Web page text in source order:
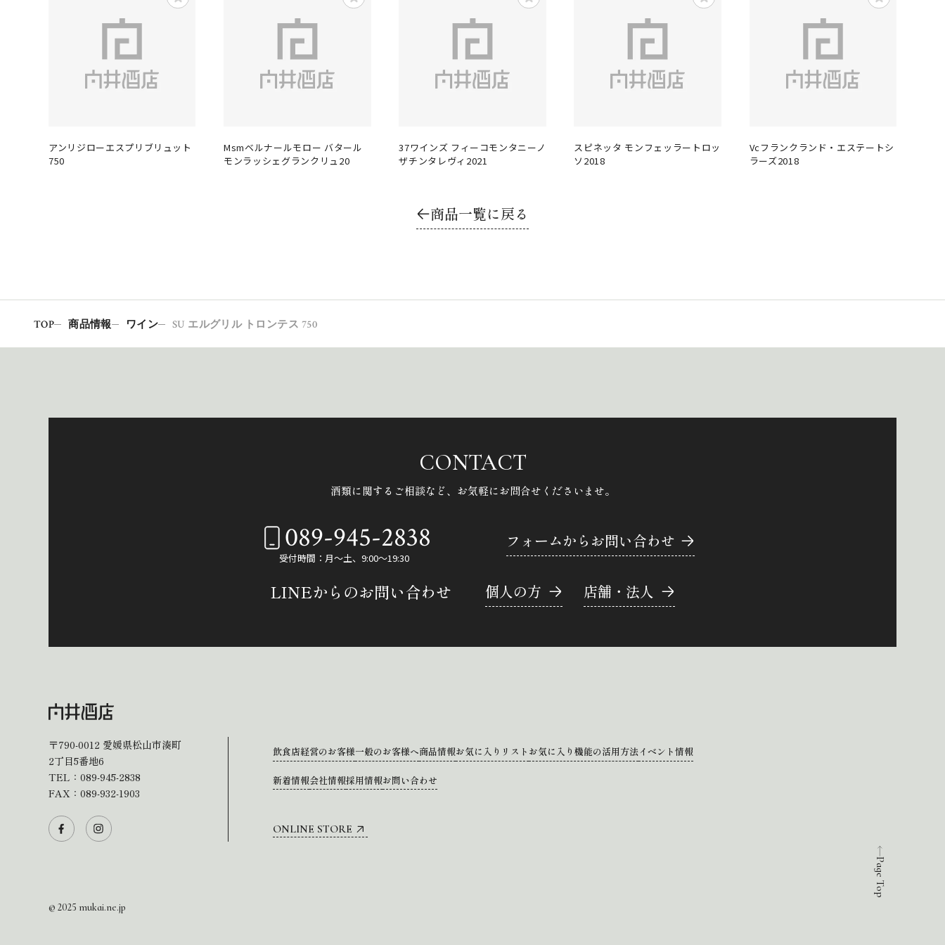
アンリジローエスプリブリュット
750
Msmベルナールモロー バタール
モンラッシェグランクリュ20
37ワインズ フィーコモンタニーノ
ザチンタレヴィ2021
スピネッタ モンフェッラートロッ
ソ2018
Vcフランクランド・エステートシ
ラーズ2018
商品一覧に戻る
TOP 商品情報 ワイン SU エルグリル トロンテス 750
Page Top
CONTACT
酒類に関するご相談など、 お気軽にお問合せくださいませ。
089-945-2838
受付時間：月～土、9:00～19:30
フォームからお問い合わせ
LINEからのお問い合わせ 個人の方 店舗・法人
〒790-0012 愛媛県松山市湊町
2丁目5番地6
TEL： 089-945-2838
FAX：089-932-1903
飲食店経営のお客様一般のお客様へ商品情報お気に入りリスト お気に入り機能の活用方法イベント情報
新着情報会社情報採用情報お問い合わせ
ONLINE STORE
© 2025 mukai.ne.jp